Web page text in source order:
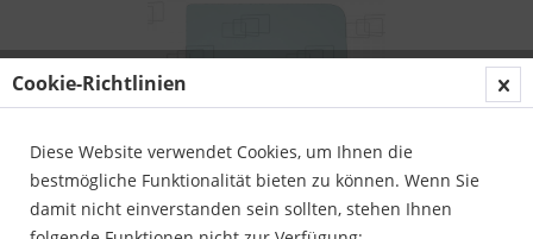
Cookie-Richtlinien
Diese Website verwendet Cookies, um Ihnen die
bestmögliche Funktionalität bieten zu können. Wenn Sie
damit nicht einverstanden sein sollten, stehen Ihnen